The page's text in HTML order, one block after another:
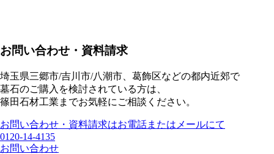
お問い合わせ・資料請求
埼玉県三郷市/吉川市/八潮市、葛飾区などの都内近郊で
墓石のご購入を検討されている方は、
篠田石材工業までお気軽にご相談ください。
お問い合わせ・資料請求はお電話またはメールにて
0120-14-4135
お問い合わせ